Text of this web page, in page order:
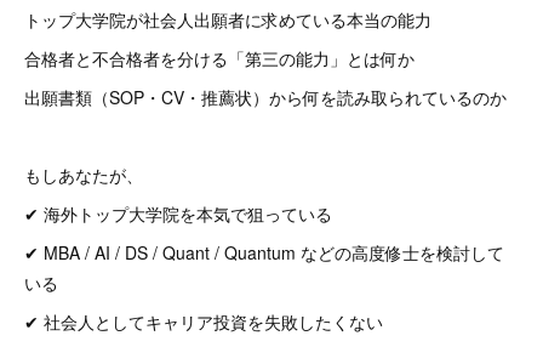
トップ大学院が社会人出願者に求めている本当の能力
合格者と不合格者を分ける「第三の能力」とは何か
出願書類（SOP・CV・推薦状）から何を読み取られているのか
もしあなたが、
✔ 海外トップ大学院を本気で狙っている
✔ MBA / AI / DS / Quant / Quantum などの高度修士を検討して
いる
✔ 社会人としてキャリア投資を失敗したくない